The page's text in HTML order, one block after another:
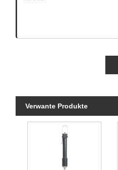
Verwante Produkte